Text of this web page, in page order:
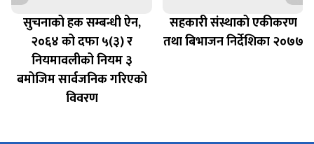
सुचनाको हक सम्बन्धी ऐन,
२०६४ को दफा ५(३) र
नियमावलीको नियम ३
बमोजिम सार्वजनिक गरिएको
विवरण
सहकारी संस्थाको एकीकरण
तथा बिभाजन निर्देशिका २०७७